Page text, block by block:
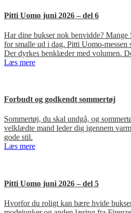
Pitti Uomo juni 2026 – del 6
Har dine bukser nok benvidde? Mange
for smalle ud i dag. Pitti Uomo-messen
Der dyrkes benklæder med volumen.
Læs mere
Forbudt og godkendt sommertøj
Sommertøj, du skal undgå, og
velklædte mand leder dig igennem
gode stil.
Læs mere
Pitti Uomo juni 2026 – del 5
Hvorfor du roligt kan bære hvide